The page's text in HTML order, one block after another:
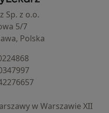
Sp. z o.o.
5/7
Polska
w Warszawie XII